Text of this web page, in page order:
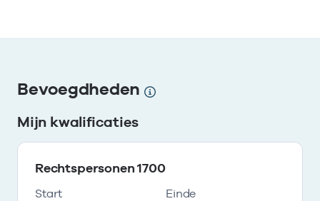
Bevoegdheden
Mijn kwalificaties
Rechtspersonen 1700
Start
Einde